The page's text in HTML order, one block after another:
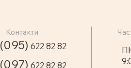
Контакти
(095) 622 82 82
(097) 622 82 82